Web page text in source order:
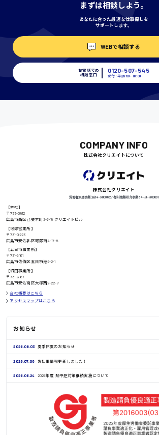
鳥取県
まずは相談しよう。
あなたに合った最適な仕事探しを
サポートします。
WEBで相談する
お電話での
相談窓口
0120-507-545
受付：平日9:00 - 18:00
COMPANY INFO
株式会社クリエイトについて
株式会社クリエイト
労働者派遣事業 派34-300062 / 有料職業紹介事業 34-ユ-300091
【本社】
〒733-0812
広島市西区己斐本町2-6-18 クリエイトビル
【可部営業所】
〒731-0223
広島市安佐北区可部南4-17-5
【五日市事業所】
〒731-5161
広島市佐伯区五日市港2-2-1
【沼田事業所】
〒731-3167
広島市安佐南区大塚西2-22-7
会社概要はこちら
アクセスマップはこちら
お知らせ
2026.08.03 夏季休業のお知らせ
2026.07.06 お仕事情報更新しました！
2026.06.24 2026年度 熱中症対策継続実施について